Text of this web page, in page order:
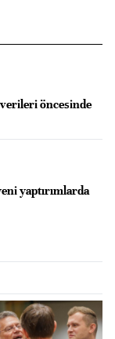
öncesinde
yaptırımlarda